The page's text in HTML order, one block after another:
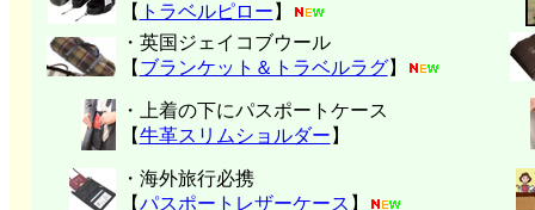
【 トラベルピロー 】
・英国ジェイコブウール
【 ブランケット＆トラベルラグ】
・上着の下にパスポートケース
【牛革スリムショルダー 】
・海外旅行必携
【パスポートレザーケース 】